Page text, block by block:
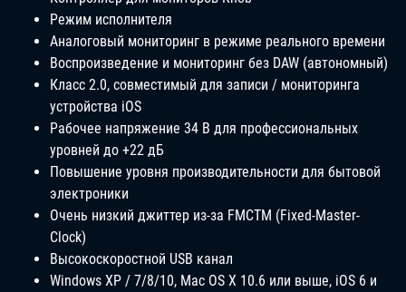
Режим исполнителя
Аналоговый мониторинг в режиме реального времени
Воспроизведение и мониторинг без DAW (автономный)
Класс 2.0, совместимый для записи / мониторинга
устройства iOS
Рабочее напряжение 34 В для профессиональных
уровней до +22 дБ
Повышение уровня производительности для бытовой
электроники
Очень низкий джиттер из-за FMCTM (Fixed-Master-
Clock)
Высокоскоростной USB канал
Windows XP / 7/8/10, Mac OS X 10.6 или выше, iOS 6 и